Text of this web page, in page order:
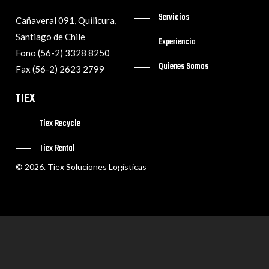
Cañaveral 091, Quilicura,
Santiago de Chile
Fono (56-2) 3328 8250
Fax (56-2) 2623 2799
Servicios
Experiencia
Quienes Somos
TIEX
Tiex Recycle
Tiex Rental
© 2026. Tiex Soluciones Logísticas